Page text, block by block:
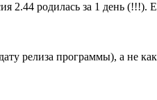
2.44 родилась за 1 день (!!!).
релиза программы), а не